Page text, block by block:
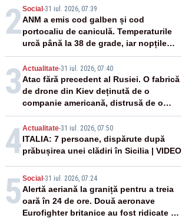
2Social -31 iul. 2026, 07:39
ANM a emis cod galben și cod
portocaliu de caniculă. Temperaturile
urcă până la 38 de grade, iar nopțile
devin tropicale
3 Actualitate-31 iul. 2026, 07:40
Atac fără precedent al Rusiei. O fabrică
de drone din Kiev deținută de o
companie americană, distrusă de o
rachetă rusească
4Actualitate-31 iul. 2026, 07:50
ITALIA: 7 persoane, dispărute după
prăbușirea unei clădiri în Sicilia | VIDEO
5 Social -31 iul. 2026, 07:24
Alertă aeriană la graniță pentru a treia
oară în 24 de ore. Două aeronave
Eurofighter britanice au fost ridicate de